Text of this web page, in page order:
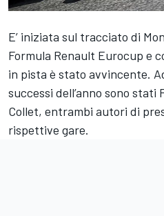
E’ iniziata sul tracciato di
Formula Renault Eurocup e
in pista è stato avvincente.
successi dell’anno sono stati
Collet, entrambi autori di
rispettive gare.